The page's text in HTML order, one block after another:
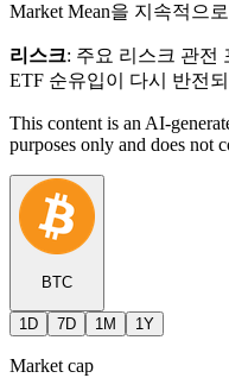
Market Mean을 지속적으
리스크: 주요 리스크 관전
ETF 순유입이 다시 반전
This content is an AI-
purposes only and does not
BTC
1D 7D 1M 1Y
Market cap